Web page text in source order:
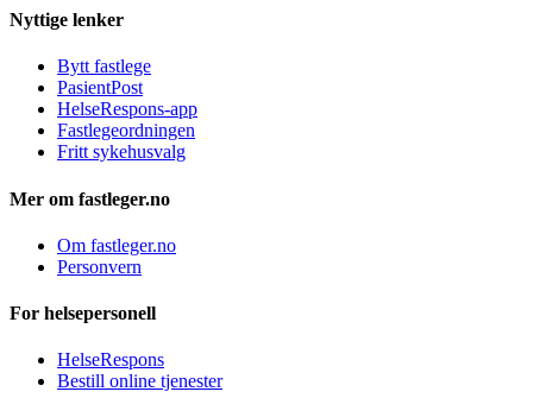
Nyttige lenker
Bytt fastlege
PasientPost
HelseRespons-app
Fastlegeordningen
Fritt sykehusvalg
Mer om fastleger.no
Om fastleger.no
Personvern
For helsepersonell
HelseRespons
Bestill online tjenester